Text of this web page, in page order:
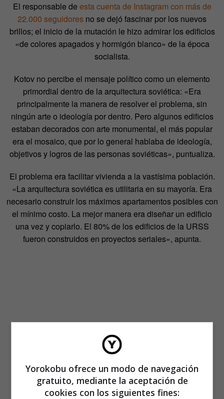
El responsable de esta cuenta de Instagram con más de
22.000 seguidores no se dejó fascinar por los nuevos
brillos; el inicio de la mutación le hizo admirar los edificios
«de colores apagados y hormigón blanco» de la época
socialista.
Kotov no percibe el mensaje político como un elemento
primordial dentro de la arquitectura soviética: «Era
principalmente la manera de resolver el problema, sin
ningún arte o ideología por dentro. Pero algunos edificios
estaban decorados con arte monumental, el más popular
era el mosaico, que por lo general hablaba de ideología,
objetivos y logros de las personas soviéticas», puntualiza.
El problema era facilitar vivienda a la vastísima población.
«La arquitectura soviética es utilitaria en su mayoría. Era
necesario construir los máximos apartamentos posibles con
el mínimo costo. La mejor manera era diseñar un edificio
una vez y copiarlo. El 80% de los edificios de la URSS
fueron construidos en proyectos seriales», apunta.
Yorokobu ofrece un modo de navegación
gratuito, mediante la aceptación de
cookies con los siguientes fines: